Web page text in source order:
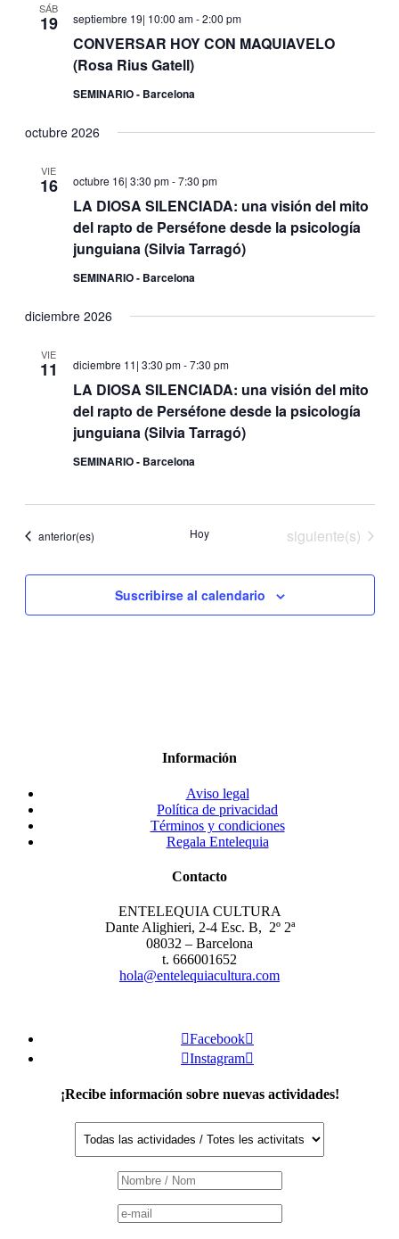
SÁB
19
CONVERSAR HOY CON MAQUIAVELO
(Rosa Rius Gatell)
septiembre 19| 10:00 am-2:00 pm
SEMINARIO - Barcelona
octubre 2026
VIE
16
LA DIOSA SILENCIADA: una visión del mito
del rapto de Perséfone desde la psicología
junguiana (Silvia Tarragó)
octubre 16| 3:30 pm-7:30 pm
SEMINARIO - Barcelona
diciembre 2026
VIE
11
LA DIOSA SILENCIADA: una visión del mito
del rapto de Perséfone desde la psicología
junguiana (Silvia Tarragó)
diciembre 11| 3:30 pm-7:30 pm
SEMINARIO - Barcelona
Eventos
anterior(es) Hoy Eventos
siguiente(s)
Suscribirse al calendario
Información
Aviso legal
Política de privacidad
Términos y condiciones
Regala Entelequia
Contacto
ENTELEQUIA CULTURA
Dante Alighieri, 2-4 Esc. B, 2º 2ª
08032 – Barcelona
t. 666001652
hola@entelequiacultura.com
Facebook
Instagram
¡Recibe información sobre nuevas actividades!